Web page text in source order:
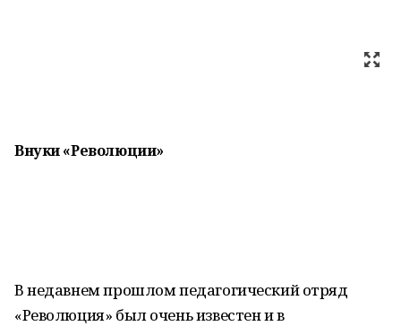
Внуки «Революции»
В недавнем прошлом педагогический отряд
«Революция» был очень известен и в